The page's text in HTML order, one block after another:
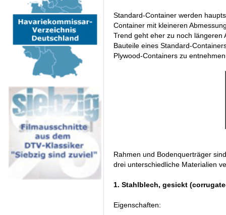
Standard-Container werden
Container mit kleineren
Trend geht eher zu noch längeren
Bauteile eines Standard-
Plywood-Containers zu
Rahmen und Bodenquerträger
drei unterschiedliche Materialien
1. Stahlblech, gesickt
Eigenschaften: